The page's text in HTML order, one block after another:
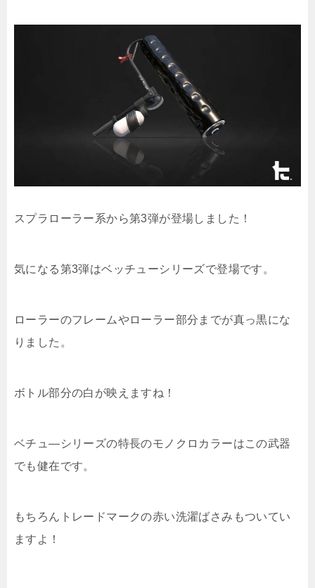
スプラローラー系から第3弾が登場しました！
気になる第3弾はベッチューシリーズで登場です。
ローラーのフレームやローラー部分までが真っ黒にな
りました。
ボトル部分の白が映えますね！
ベチュ―シリーズの特長のモノクロカラーはこの武器
でも健在です。
もちろんトレードマークの赤い洗濯ばさみもついてい
ますよ！